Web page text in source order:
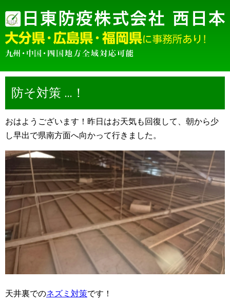
防そ対策 …！
おはようございます！昨日はお天気も回復して、朝から少
し早出で県南方面へ向かって行きました。
天井裏でのネズミ対策です！